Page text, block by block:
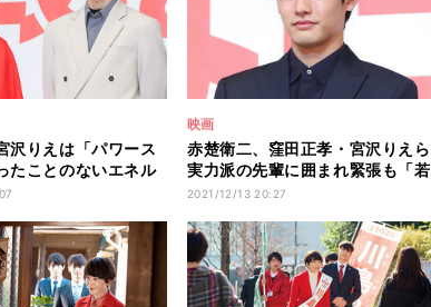
沢りえは「パワース
たことのないエネル
映画
赤楚衛二、窪田正孝・宮沢りえら
実力派の先輩に囲まれ緊張も「若
者代表」【動画あり】
2021/12/13 20:27